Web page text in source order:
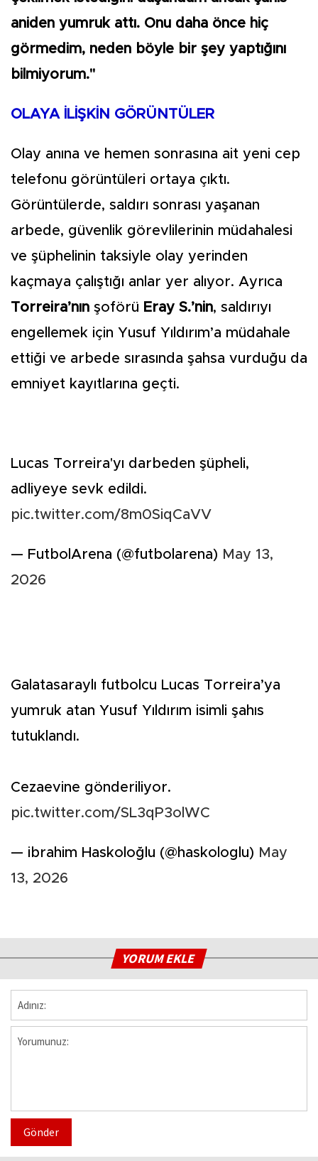
aniden yumruk attı. Onu daha önce hiç
görmedim, neden böyle bir şey yaptığını
bilmiyorum."
OLAYA İLİŞKİN GÖRÜNTÜLER
Olay anına ve hemen sonrasına ait yeni cep
telefonu görüntüleri ortaya çıktı.
Görüntülerde, saldırı sonrası yaşanan
arbede, güvenlik görevlilerinin müdahalesi
ve şüphelinin taksiyle olay yerinden
kaçmaya çalıştığı anlar yer alıyor. Ayrıca
Torreira’nın şoförü Eray S.’nin, saldırıyı
engellemek için Yusuf Yıldırım’a müdahale
ettiği ve arbede sırasında şahsa vurduğu da
emniyet kayıtlarına geçti.
Lucas Torreira'yı darbeden şüpheli,
adliyeye sevk edildi.
pic.twitter.com/8m0SiqCaVV
— FutbolArena (@futbolarena) May 13,
2026
Galatasaraylı futbolcu Lucas Torreira’ya
yumruk atan Yusuf Yıldırım isimli şahıs
tutuklandı.
Cezaevine gönderiliyor.
pic.twitter.com/SL3qP3olWC
— ibrahim Haskoloğlu (@haskologlu) May
13, 2026
YORUM EKLE
Gönder